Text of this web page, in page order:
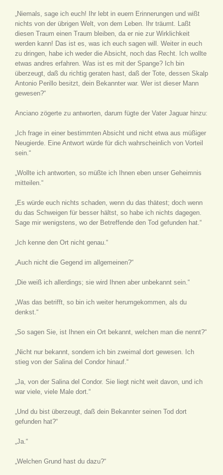
„Niemals, sage ich euch! Ihr lebt in euern Erinnerungen und wißt
nichts von der übrigen Welt, von dem Leben. Ihr träumt. Laßt
diesen Traum einen Traum bleiben, da er nie zur Wirklichkeit
werden kann! Das ist es, was ich euch sagen will. Weiter in euch
zu dringen, habe ich weder die Absicht, noch das Recht. Ich wollte
etwas andres erfahren. Was ist es mit der Spange? Ich bin
überzeugt, daß du richtig geraten hast, daß der Tote, dessen Skalp
Antonio Perillo besitzt, dein Bekannter war. Wer ist dieser Mann
gewesen?“
Anciano zögerte zu antworten, darum fügte der Vater Jaguar hinzu:
„Ich frage in einer bestimmten Absicht und nicht etwa aus müßiger
Neugierde. Eine Antwort würde für dich wahrscheinlich von Vorteil
sein.“
„Wollte ich antworten, so müßte ich Ihnen eben unser Geheimnis
mitteilen.“
„Es würde euch nichts schaden, wenn du das thätest; doch wenn
du das Schweigen für besser hältst, so habe ich nichts dagegen.
Sage mir wenigstens, wo der Betreffende den Tod gefunden hat.“
„Ich kenne den Ort nicht genau.“
„Auch nicht die Gegend im allgemeinen?“
„Die weiß ich allerdings; sie wird Ihnen aber unbekannt sein.“
„Was das betrifft, so bin ich weiter herumgekommen, als du
denkst.“
„So sagen Sie, ist Ihnen ein Ort bekannt, welchen man die nennt?“
„Nicht nur bekannt, sondern ich bin zweimal dort gewesen. Ich
stieg von der Salina del Condor hinauf.“
„Ja, von der Salina del Condor. Sie liegt nicht weit davon, und ich
war viele, viele Male dort.“
„Und du bist überzeugt, daß dein Bekannter seinen Tod dort
gefunden hat?“
„Ja.“
„Welchen Grund hast du dazu?“